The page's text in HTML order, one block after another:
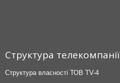
Структура телекомпанії
Структура власності ТОВ TV-4